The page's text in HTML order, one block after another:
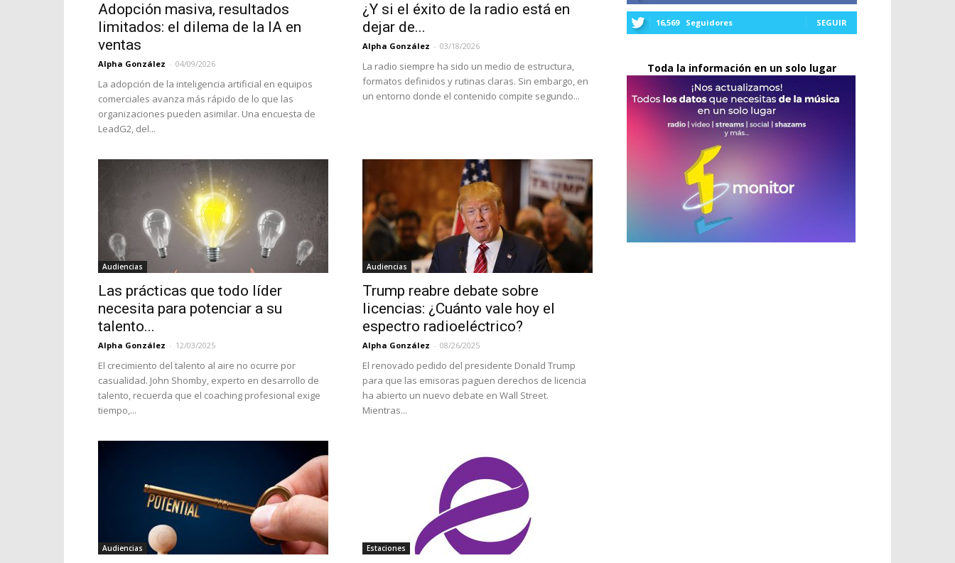
Adopción masiva, resultados
limitados: el dilema de la IA en
ventas
Alpha González - 04/09/2026
La adopción de la inteligencia artificial en equipos
comerciales avanza más rápido de lo que las
organizaciones pueden asimilar. Una encuesta de
LeadG2, del...
¿Y si el éxito de la radio está en
dejar de...
Alpha González - 03/18/2026
La radio siempre ha sido un medio de estructura,
formatos definidos y rutinas claras. Sin embargo, en
un entorno donde el contenido compite segundo...
Audiencias
Las prácticas que todo líder
necesita para potenciar a su
talento...
Alpha González - 12/03/2025
El crecimiento del talento al aire no ocurre por
casualidad. John Shomby, experto en desarrollo de
talento, recuerda que el coaching profesional exige
tiempo,...
Audiencias
Trump reabre debate sobre
licencias: ¿Cuánto vale hoy el
espectro radioeléctrico?
Alpha González - 08/26/2025
El renovado pedido del presidente Donald Trump
para que las emisoras paguen derechos de licencia
ha abierto un nuevo debate en Wall Street.
Mientras...
Audiencias Estaciones
16,569 Seguidores SEGUIR
Toda la información en un solo lugar